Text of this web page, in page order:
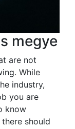
megye
are not
While
industry,
you are
know
should